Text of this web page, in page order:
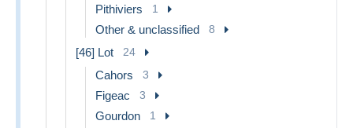
Pithiviers 1
Other & unclassified 8
[46] Lot 24
Cahors 3
Figeac 3
Gourdon 1